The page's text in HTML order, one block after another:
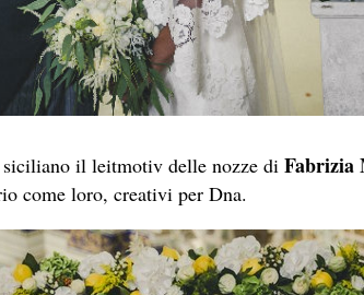
il leitmotiv delle nozze di Fabrizia
come loro, creativi per Dna.